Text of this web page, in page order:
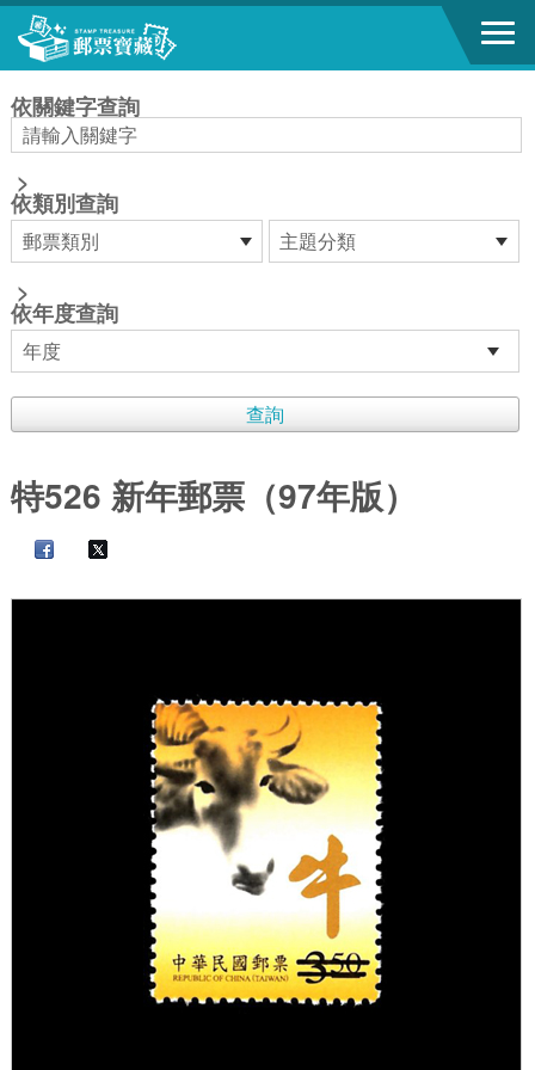
跳到主要內容區塊
依關鍵字查詢
>
依類別查詢
>
依年度查詢
特526 新年郵票（97年版）